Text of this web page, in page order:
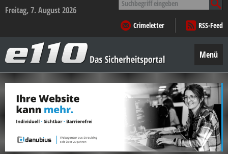
Freitag, 7. August 2026
nach:
Crimeletter
RSS-Feed
–
Das
Sicherheitsportal
Menü
Zum
Inhalt
springen